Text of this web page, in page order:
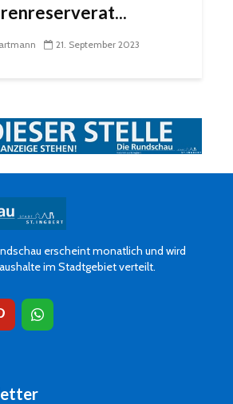
21. September 2023
erscheint monatlich und wird
im Stadtgebiet verteilt.